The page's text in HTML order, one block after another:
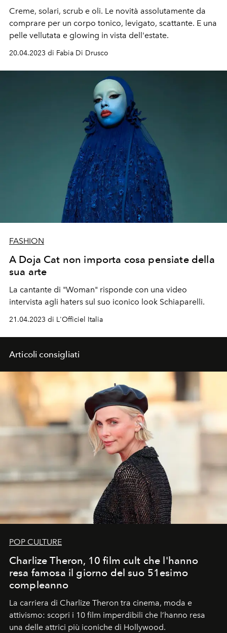
Creme, solari, scrub e oli. Le novità assolutamente da
comprare per un corpo tonico, levigato, scattante. E una
pelle vellutata e glowing in vista dell'estate.
20.04.2023 di Fabia Di Drusco
FASHION
A Doja Cat non importa cosa pensiate della
sua arte
La cantante di "Woman" risponde con una video
intervista agli haters sul suo iconico look Schiaparelli.
21.04.2023 di L'Officiel Italia
Articoli consigliati
POP CULTURE
Charlize Theron, 10 film cult che l'hanno
resa famosa il giorno del suo 51esimo
compleanno
La carriera di Charlize Theron tra cinema, moda e
attivismo: scopri i 10 film imperdibili che l’hanno resa
una delle attrici più iconiche di Hollywood.